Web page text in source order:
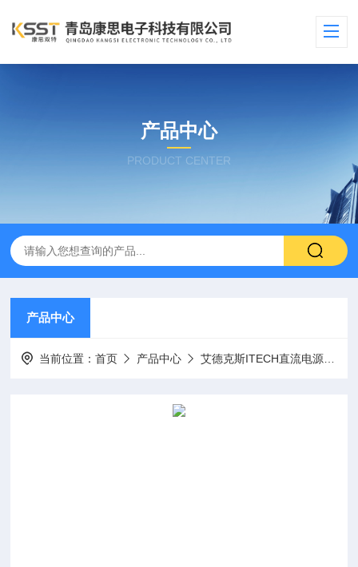
产品中心
PRODUCT CENTER
产品中心
当前位置：首页 产品中心 艾德克斯ITECH直流电源